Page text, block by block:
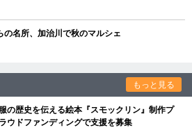
名所、加治川で秋のマルシェ
もっと見る
の歴史を伝える絵本『スモックリン』制作プ
ウドファンディングで支援を募集